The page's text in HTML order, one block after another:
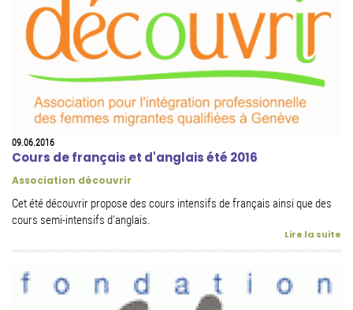
09.06.2016
Cours de français et d'anglais été 2016
Association découvrir
Cet été découvrir propose des cours intensifs de français ainsi que des
cours semi-intensifs d’anglais.
Lire la suite